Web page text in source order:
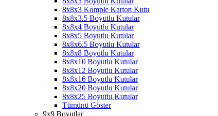
8x8x3 Komple Karton Kutu
8x8x3.5 Boyutlu Kutular
8x8x4 Boyutlu Kutular
8x8x5 Boyutlu Kutular
8x8x6.5 Boyutlu Kutular
8x8x8 Boyutlu Kutular
8x8x10 Boyutlu Kutular
8x8x12 Boyutlu Kutular
8x8x16 Boyutlu Kutular
8x8x20 Boyutlu Kutular
8x8x25 Boyutlu Kutular
Tümünü Göster
9x9 Boyutlar